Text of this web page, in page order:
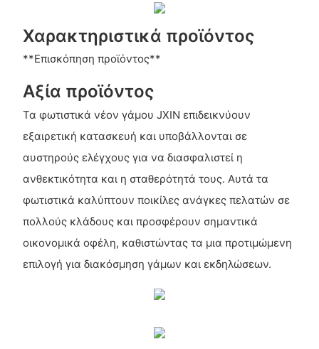
Χαρακτηριστικά προϊόντος
**Επισκόπηση προϊόντος**
Αξία προϊόντος
Τα φωτιστικά νέον γάμου JXIN επιδεικνύουν
εξαιρετική κατασκευή και υποβάλλονται σε
αυστηρούς ελέγχους για να διασφαλιστεί η
ανθεκτικότητα και η σταθερότητά τους. Αυτά τα
φωτιστικά καλύπτουν ποικίλες ανάγκες πελατών σε
πολλούς κλάδους και προσφέρουν σημαντικά
οικονομικά οφέλη, καθιστώντας τα μια προτιμώμενη
επιλογή για διακόσμηση γάμων και εκδηλώσεων.